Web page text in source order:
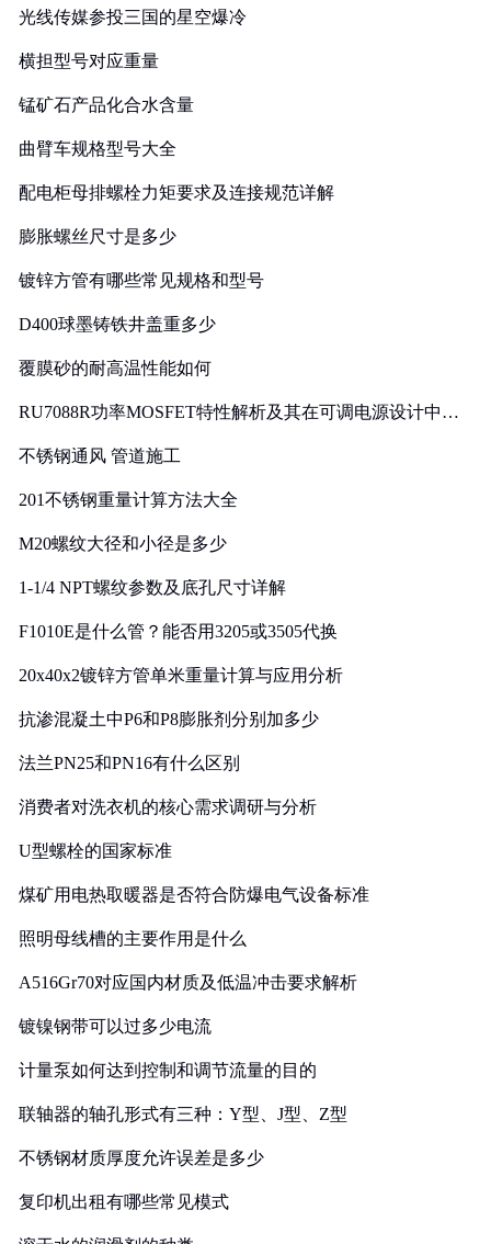
光线传媒参投三国的星空爆冷
横担型号对应重量
锰矿石产品化合水含量
曲臂车规格型号大全
配电柜母排螺栓力矩要求及连接规范详解
膨胀螺丝尺寸是多少
镀锌方管有哪些常见规格和型号
D400球墨铸铁井盖重多少
覆膜砂的耐高温性能如何
RU7088R功率MOSFET特性解析及其在可调电源设计中的
不锈钢通风 管道施工
201不锈钢重量计算方法大全
M20螺纹大径和小径是多少
1-1/4 NPT螺纹参数及底孔尺寸详解
F1010E是什么管？能否用3205或3505代换
20x40x2镀锌方管单米重量计算与应用分析
抗渗混凝土中P6和P8膨胀剂分别加多少
法兰PN25和PN16有什么区别
消费者对洗衣机的核心需求调研与分析
U型螺栓的国家标准
煤矿用电热取暖器是否符合防爆电气设备标准
照明母线槽的主要作用是什么
A516Gr70对应国内材质及低温冲击要求解析
镀镍钢带可以过多少电流
计量泵如何达到控制和调节流量的目的
联轴器的轴孔形式有三种：Y型、J型、Z型
不锈钢材质厚度允许误差是多少
复印机出租有哪些常见模式